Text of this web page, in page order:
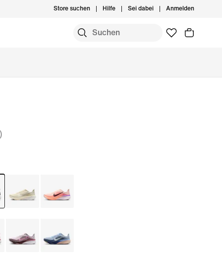
Store suchen Hilfe Sei dabei Anmelden